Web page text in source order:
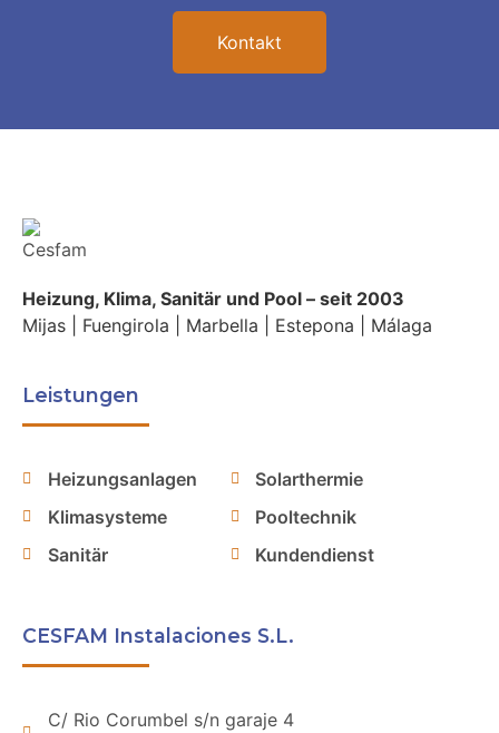
Kontakt
Heizung, Klima, Sanitär und Pool – seit 2003
Mijas | Fuengirola | Marbella | Estepona | Málaga
Leistungen
Heizungsanlagen
Klimasysteme
Sanitär
Solarthermie
Pooltechnik
Kundendienst
CESFAM Instalaciones S.L.
C/ Rio Corumbel s/n garaje 4